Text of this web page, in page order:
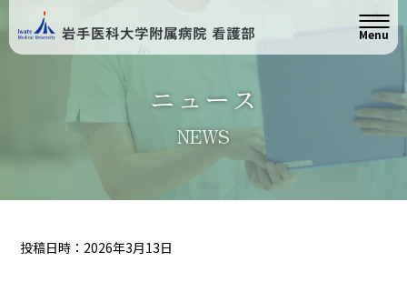
Menu
ニュース
NEWS
投稿日時：2026年3月13日